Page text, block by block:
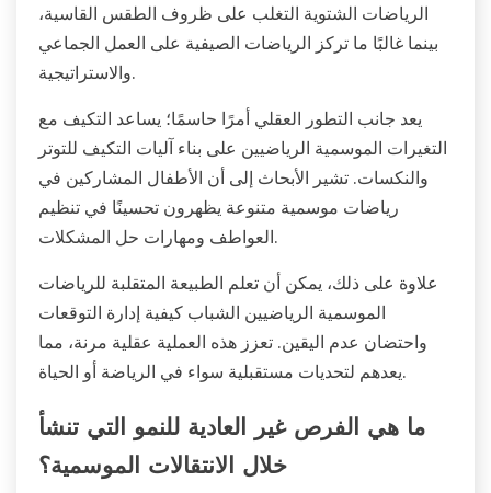
الرياضات الشتوية التغلب على ظروف الطقس القاسية،
بينما غالبًا ما تركز الرياضات الصيفية على العمل الجماعي
والاستراتيجية.
يعد جانب التطور العقلي أمرًا حاسمًا؛ يساعد التكيف مع
التغيرات الموسمية الرياضيين على بناء آليات التكيف للتوتر
والنكسات. تشير الأبحاث إلى أن الأطفال المشاركين في
رياضات موسمية متنوعة يظهرون تحسينًا في تنظيم
العواطف ومهارات حل المشكلات.
علاوة على ذلك، يمكن أن تعلم الطبيعة المتقلبة للرياضات
الموسمية الرياضيين الشباب كيفية إدارة التوقعات
واحتضان عدم اليقين. تعزز هذه العملية عقلية مرنة، مما
يعدهم لتحديات مستقبلية سواء في الرياضة أو الحياة.
ما هي الفرص غير العادية للنمو التي تنشأ
خلال الانتقالات الموسمية؟